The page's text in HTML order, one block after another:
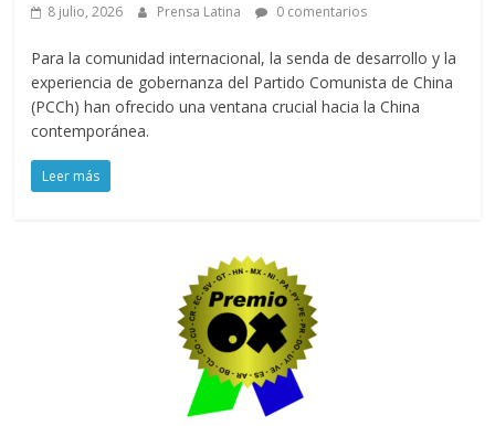
8 julio, 2026 Prensa Latina 0 comentarios
Para la comunidad internacional, la senda de desarrollo y la
experiencia de gobernanza del Partido Comunista de China
(PCCh) han ofrecido una ventana crucial hacia la China
contemporánea.
Leer más